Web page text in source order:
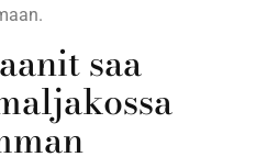
saa